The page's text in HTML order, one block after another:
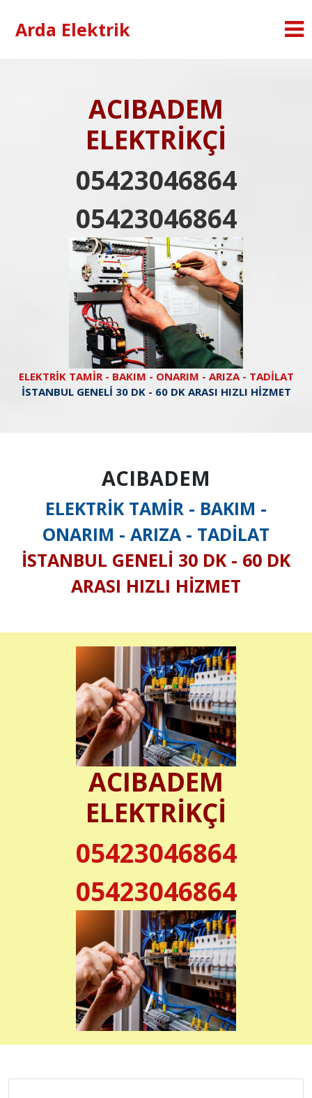
Arda Elektrik
ACIBADEM
ELEKTRİKÇİ
05423046864
05423046864
ELEKTRİK TAMİR - BAKIM - ONARIM - ARIZA - TADİLAT
İSTANBUL GENELİ 30 DK - 60 DK ARASI HIZLI HİZMET
ACIBADEM
ELEKTRİK TAMİR - BAKIM -
ONARIM - ARIZA - TADİLAT
İSTANBUL GENELİ 30 DK - 60 DK
ARASI HIZLI HİZMET
ACIBADEM
ELEKTRİKÇİ
05423046864
05423046864